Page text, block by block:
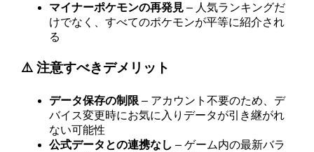
マイナーポケモンの再発見 – 人気ランキングだ
けでなく、すべてのポケモンが平等に紹介され
る
⚠️ 注意すべきデメリット
データ保存の制限 – アカウント不要のため、デ
バイス変更時にお気に入りデータが引き継がれ
ない可能性
公式データとの連携なし – ゲーム内の最新バラ